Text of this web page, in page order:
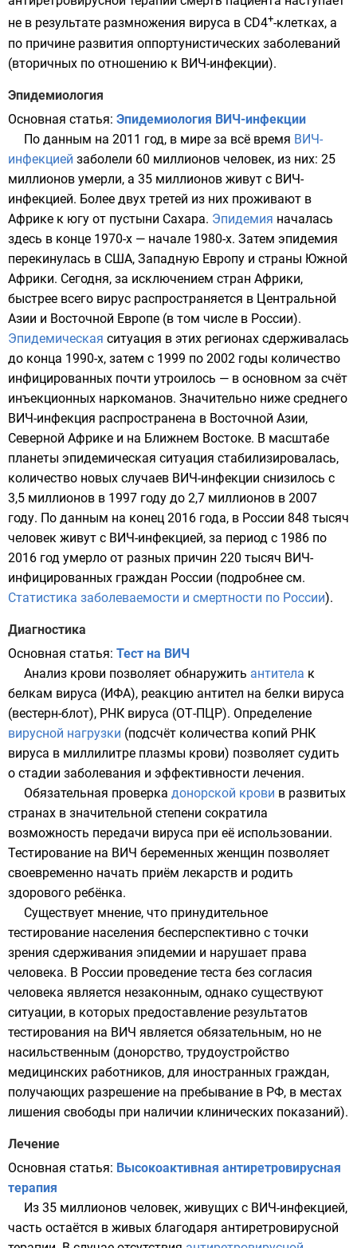
не в результате размножения вируса в CD4+-клетках, а
по причине развития оппортунистических заболеваний
(вторичных по отношению к ВИЧ-инфекции).
Эпидемиология
Основная статья: Эпидемиология ВИЧ-инфекции
По данным на 2011 год, в мире за всё время ВИЧ-
инфекцией заболели 60 миллионов человек, из них: 25
миллионов умерли, а 35 миллионов живут с ВИЧ-
инфекцией. Более двух третей из них проживают в
Африке к югу от пустыни Сахара. Эпидемия началась
здесь в конце 1970-х — начале 1980-х. Затем эпидемия
перекинулась в США, Западную Европу и страны Южной
Африки. Сегодня, за исключением стран Африки,
быстрее всего вирус распространяется в Центральной
Азии и Восточной Европе (в том числе в России).
Эпидемическая ситуация в этих регионах сдерживалась
до конца 1990-х, затем с 1999 по 2002 годы количество
инфицированных почти утроилось — в основном за счёт
инъекционных наркоманов. Значительно ниже среднего
ВИЧ-инфекция распространена в Восточной Азии,
Северной Африке и на Ближнем Востоке. В масштабе
планеты эпидемическая ситуация стабилизировалась,
количество новых случаев ВИЧ-инфекции снизилось с
3,5 миллионов в 1997 году до 2,7 миллионов в 2007
году. По данным на конец 2016 года, в России 848 тысяч
человек живут с ВИЧ-инфекцией, за период с 1986 по
2016 год умерло от разных причин 220 тысяч ВИЧ-
инфицированных граждан России (подробнее см.
Статистика заболеваемости и смертности по России).
Диагностика
Основная статья: Тест на ВИЧ
Анализ крови позволяет обнаружить антитела к
белкам вируса (ИФА), реакцию антител на белки вируса
(вестерн-блот), РНК вируса (ОТ-ПЦР). Определение
вирусной нагрузки (подсчёт количества копий РНК
вируса в миллилитре плазмы крови) позволяет судить
о стадии заболевания и эффективности лечения.
Обязательная проверка донорской крови в развитых
странах в значительной степени сократила
возможность передачи вируса при её использовании.
Тестирование на ВИЧ беременных женщин позволяет
своевременно начать приём лекарств и родить
здорового ребёнка.
Существует мнение, что принудительное
тестирование населения бесперспективно с точки
зрения сдерживания эпидемии и нарушает права
человека. В России проведение теста без согласия
человека является незаконным, однако существуют
ситуации, в которых предоставление результатов
тестирования на ВИЧ является обязательным, но не
насильственным (донорство, трудоустройство
медицинских работников, для иностранных граждан,
получающих разрешение на пребывание в РФ, в местах
лишения свободы при наличии клинических показаний).
Лечение
Основная статья: Высокоактивная антиретровирусная
терапия
Из 35 миллионов человек, живущих с ВИЧ-инфекцией,
часть остаётся в живых благодаря антиретровирусной